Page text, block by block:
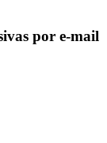
por e-mail